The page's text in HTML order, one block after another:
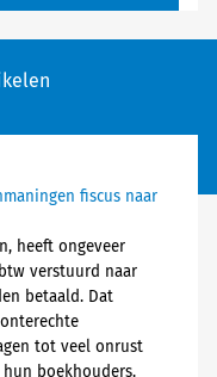
fiscus naar
heeft ongeveer
verstuurd naar
betaald. Dat
tot veel onrust
boekhouders.